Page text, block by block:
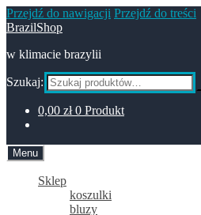
Przejdź do nawigacji Przejdź do treści
BrazilShop
w klimacie brazylii
Szukaj:
0,00 zł 0 Produkt
Menu
Sklep
koszulki
bluzy